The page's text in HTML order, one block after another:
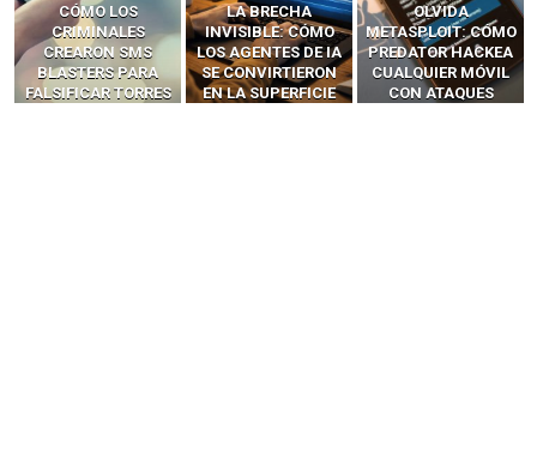
LA BRECHA
INVISIBLE: CÓMO
LOS AGENTES DE IA
SE CONVIRTIERON
EN LA SUPERFICIE
OLVIDA
METASPLOIT: CÓMO
PREDATOR HACKEA
CUALQUIER MÓVIL
CON ATAQUES
CÓMO LOS HACKERS
INTERCEPTAN OTPS
Y LLAMADAS
MÓVILES SIN
‘HACKEAR’ — EL